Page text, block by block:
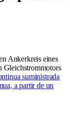
Ankerkreis eines
Gleichstrommotors
suministrada
a partir de un